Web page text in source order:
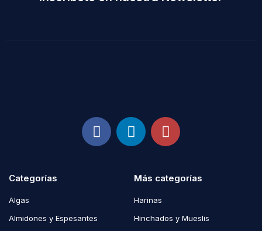
Categorías
Algas
Almidones y Espesantes
Más categorías
Harinas
Hinchados y Mueslis